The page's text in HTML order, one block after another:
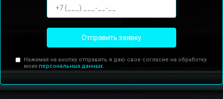
Отправить заявку
Нажимая на кнопку отправить я даю свое согласие на обработку
моих персональных данных.